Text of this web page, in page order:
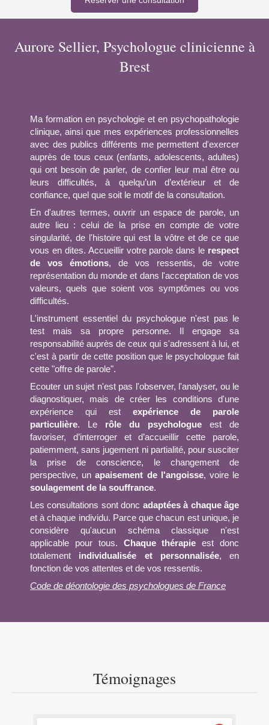
Aurore Sellier, Psychologue clinicienne à
Brest
Ma formation en psychologie et en psychopathologie
clinique, ainsi que mes expériences professionnelles
avec des publics différents me permettent d'exercer
auprès de tous ceux (enfants, adolescents, adultes)
qui ont besoin de parler, de confier leur mal être ou
leurs difficultés, à quelqu’un d’extérieur et de
confiance, quel que soit le motif de la consultation.
En d'autres termes, ouvrir un espace de parole, un
autre lieu : celui de la prise en compte de votre
singularité, de l'histoire qui est la vôtre et de ce que
vous en dites. Accueillir votre parole dans le respect
de vos émotions, de vos ressentis, de votre
représentation du monde et dans l'acceptation de vos
valeurs, quels que soient vos symptômes ou vos
difficultés.
L'instrument essentiel du psychologue n'est pas le
test mais sa propre personne. Il engage sa
responsabilité auprès de ceux qui s'adressent à lui, et
c'est à partir de cette position que le psychologue fait
cette "offre de parole".
Ecouter un sujet n'est pas l'observer, l'analyser, ou le
diagnostiquer, mais de créer les conditions d'une
expérience qui est expérience de parole
particulière. Le rôle du psychologue est de
favoriser, d’interroger et d’accueillir cette parole,
patiemment, sans jugement ni partialité, pour susciter
la prise de conscience, le changement de
perspective, unapaisement de l'angoisse, voire le
soulagement de la souffrance.
Les consultations sont donc adaptées à chaque âge
et à chaque individu. Parce que chacun est unique, je
considère qu'aucun schéma classique n'est
applicable pour tous. Chaque thérapie est donc
totalement individualisée et personnalisée, en
fonction de vos attentes et de vos ressentis.
Code de déontologie des psychologues de France
Témoignages